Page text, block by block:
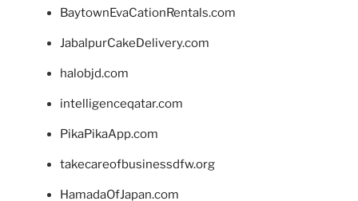
BaytownEvaCationRentals.com
JabalpurCakeDelivery.com
halobjd.com
intelligenceqatar.com
PikaPikaApp.com
takecareofbusinessdfw.org
HamadaOfJapan.com